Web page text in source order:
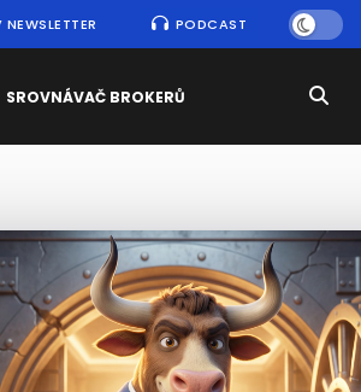
PODCAST
SROVNÁVAČ BROKERŮ
zprávy